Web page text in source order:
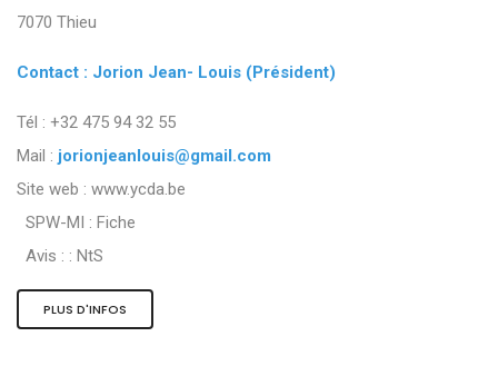
7070 Thieu
Contact : Jorion Jean- Louis (Président)
Tél : +32 475 94 32 55
Mail : jorionjeanlouis@gmail.com
Site web : www.ycda.be
SPW-MI : Fiche
Avis : : NtS
PLUS D'INFOS